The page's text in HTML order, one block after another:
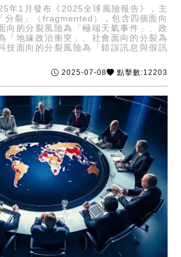
年1月發布《2025全球風險報告》，主
分裂」（fragmented），包含四個面向
向的分裂風險為「極端天氣事件」、政
「地緣政治衝突」、社會面向的分裂為
技面向的分裂風險為「錯誤訊息與假訊
2025-07-08 點擊數:12203